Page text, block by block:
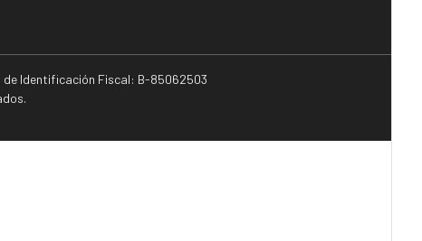
de Identificación Fiscal: B-85062503